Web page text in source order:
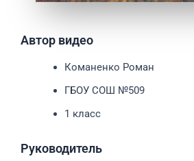
Автор видео
Команенко Роман
ГБОУ СОШ №509
1 класс
Руководитель